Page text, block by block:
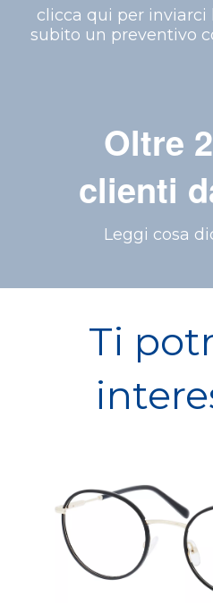
clicca qui per inviarci
subito un preventivo
Oltre
clienti
Leggi cosa
Ti